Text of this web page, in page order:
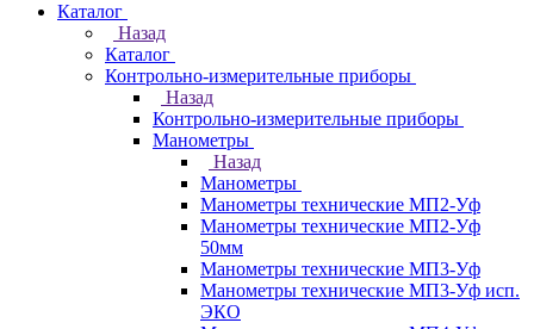
Каталог
Назад
Каталог
Контрольно-измерительные приборы
Назад
Контрольно-измерительные приборы
Манометры
Назад
Манометры
Манометры технические МП2-Уф
Манометры технические МП2-Уф
50мм
Манометры технические МП3-Уф
Манометры технические МП3-Уф исп.
ЭКО